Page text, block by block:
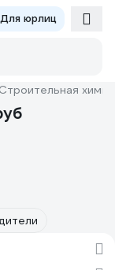
Для юрлиц
Строительная химия